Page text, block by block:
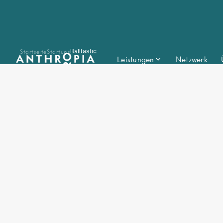
Leistungen Netzwerk
StartseiteStartupsBalltastic